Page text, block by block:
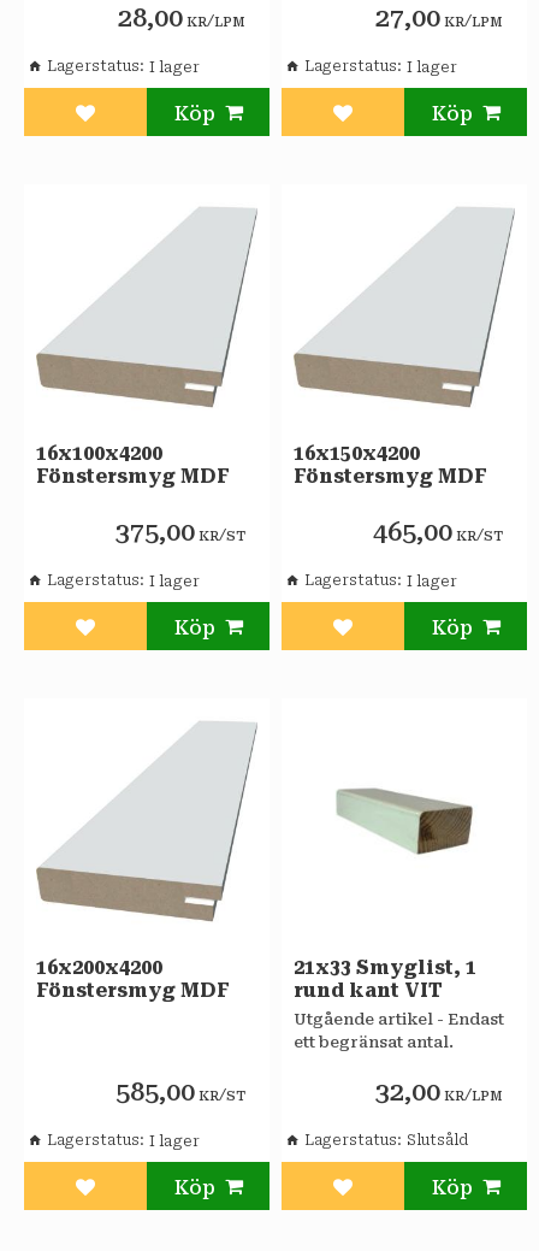
28,00 KR/LPM
Lägg till i favoriter
Lagerstatus
27,00 KR/LPM
Lägg till i favoriter
Lagerstatus
16x100x4200
Fönstersmyg MDF
375,00 KR/ST
Lägg till i favoriter
Lagerstatus
16x150x4200
Fönstersmyg MDF
465,00 KR/ST
Lägg till i favoriter
Lagerstatus
16x200x4200
Fönstersmyg MDF
585,00 KR/ST
Lägg till i favoriter
Lagerstatus
21x33 Smyglist, 1
rund kant VIT
Utgående artikel - Endast
ett begränsat antal.
32,00 KR/LPM
Lägg till i favoriter
Lagerstatus Slutsåld